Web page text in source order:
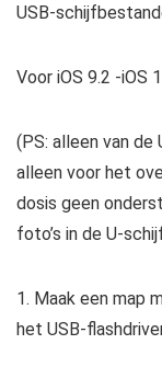
USB-
Voor iOS 9.2 -iOS
(PS: alleen van de
alleen voor het
dosis geen
foto’s in de U-
1. Maak een map
het USB-